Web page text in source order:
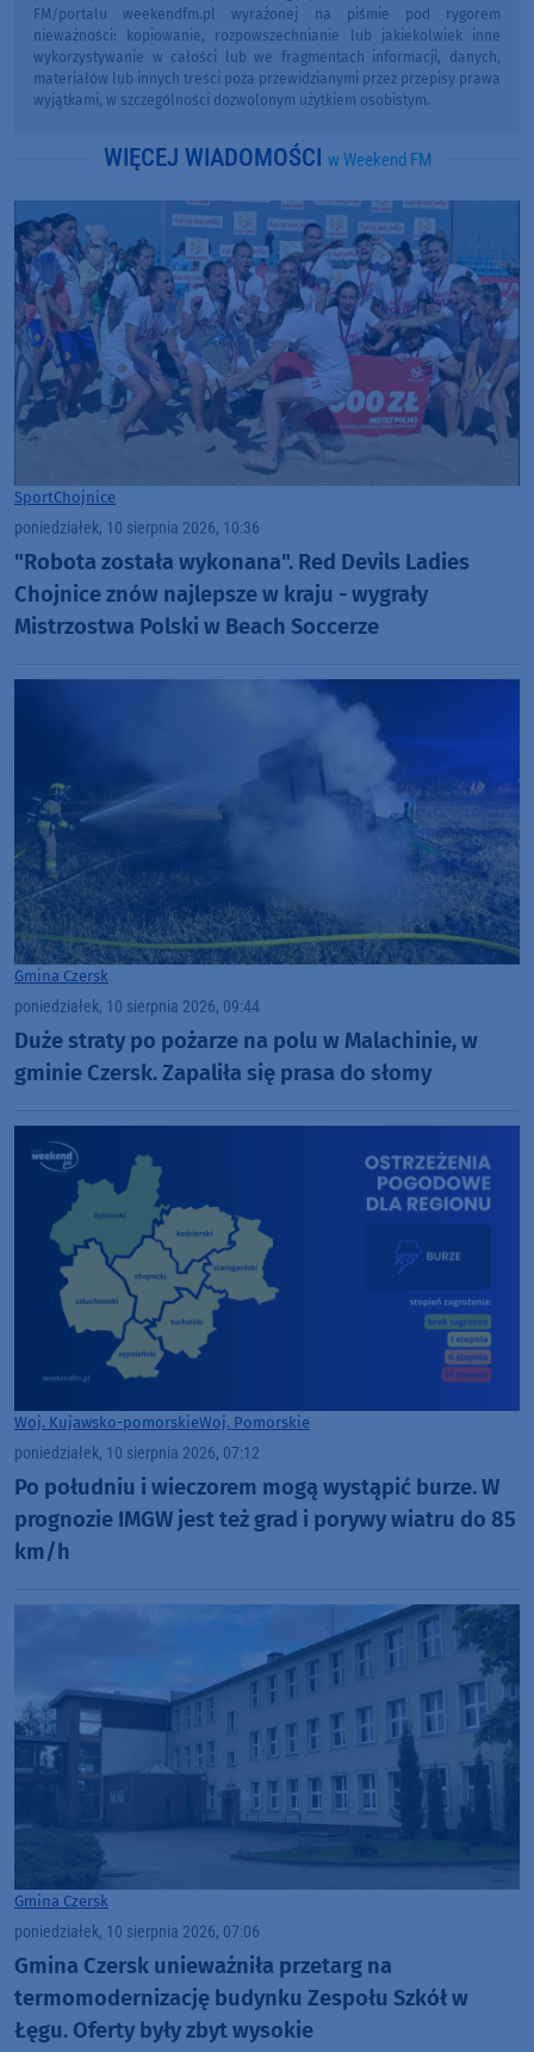
FM/portalu weekendfm.pl wyrażonej na piśmie pod rygorem
nieważności: kopiowanie, rozpowszechnianie lub jakiekolwiek inne
wykorzystywanie w całości lub we fragmentach informacji, danych,
materiałów lub innych treści poza przewidzianymi przez przepisy prawa
wyjątkami, w szczególności dozwolonym użytkiem osobistym.
WIĘCEJ WIADOMOŚCI w Weekend FM
SportChojnice
poniedziałek, 10 sierpnia 2026, 10:36
"Robota została wykonana". Red Devils Ladies
Chojnice znów najlepsze w kraju - wygrały
Mistrzostwa Polski w Beach Soccerze
Gmina Czersk
poniedziałek, 10 sierpnia 2026, 09:44
Duże straty po pożarze na polu w Malachinie, w
gminie Czersk. Zapaliła się prasa do słomy
Woj. Kujawsko-pomorskieWoj. Pomorskie
poniedziałek, 10 sierpnia 2026, 07:12
Po południu i wieczorem mogą wystąpić burze. W
prognozie IMGW jest też grad i porywy wiatru do 85
km/h
Gmina Czersk
poniedziałek, 10 sierpnia 2026, 07:06
Gmina Czersk unieważniła przetarg na
termomodernizację budynku Zespołu Szkół w
Łęgu. Oferty były zbyt wysokie